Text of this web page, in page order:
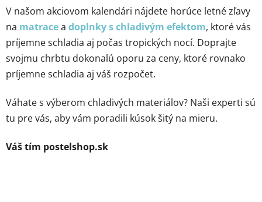
V našom akciovom kalendári nájdete horúce letné zľavy
na matracea doplnky s chladivým efektom, ktoré vás
príjemne schladia aj počas tropických nocí. Doprajte
svojmu chrbtu dokonalú oporu za ceny, ktoré rovnako
príjemne schladia aj váš rozpočet.
Váhate s výberom chladivých materiálov? Naši experti sú
tu pre vás, aby vám poradili kúsok šitý na mieru.
Váš tím postelshop.sk